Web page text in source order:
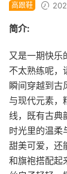
高跟鞋
简介:
又是一期快乐
不太熟练呢，
瞬间穿越到古
与现代元素，
线，既有古典
时光里的温柔
甜美可爱，还
和旗袍搭配起